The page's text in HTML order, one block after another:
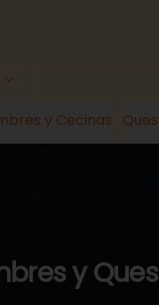
y Cecinas
y